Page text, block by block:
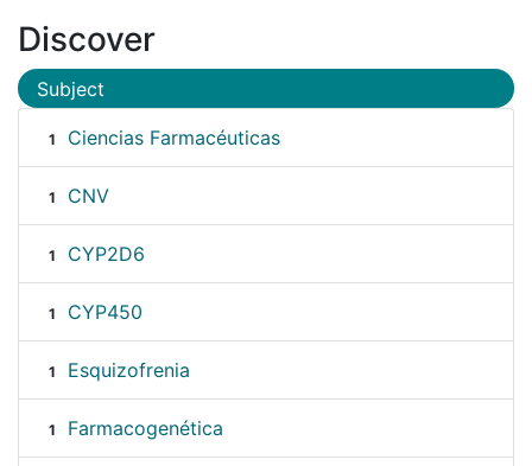
Discover
Subject
1 Ciencias Farmacéuticas
1 CNV
1 CYP2D6
1 CYP450
1 Esquizofrenia
1 Farmacogenética